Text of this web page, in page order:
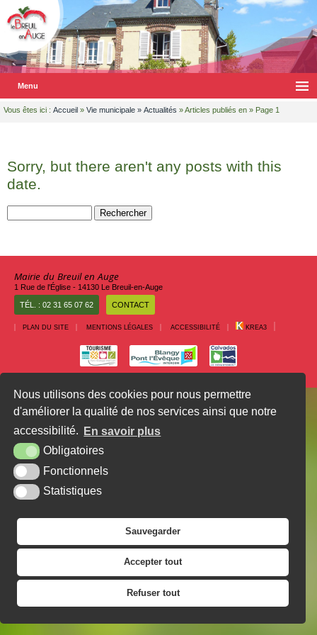
Nous utilisons des cookies pour nous permettre
d'améliorer la qualité de nos services ainsi que notre
accessibilité.
En savoir plus
Obligatoires
Fonctionnels
Statistiques
Sauvegarder
Accepter tout
Refuser tout
Menu
Vous êtes ici : Accueil » Vie municipale » Actualités » Articles publiés en » Page 1
Sorry, but there aren't any posts with this
date.
Rechercher :
Mairie du Breuil en Auge
1 Rue de l'Église - 14130 Le Breuil-en-Auge
TÉL. : 02 31 65 07 62 CONTACT
PLAN DU SITE MENTIONS LÉGALES ACCESSIBILITÉ KREA3